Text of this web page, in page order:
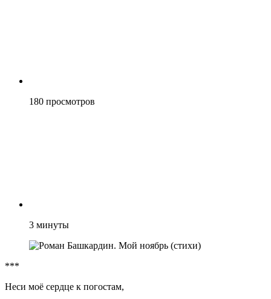
180 просмотров
3 минуты
***
Неси моё сердце к погостам,